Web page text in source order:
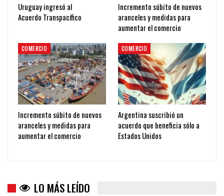
Uruguay ingresó al
Acuerdo Transpacífico
Incremento súbito de nuevos
aranceles y medidas para
aumentar el comercio
COMERCIO
Incremento súbito de nuevos
aranceles y medidas para
aumentar el comercio
COMERCIO
Argentina suscribió un
acuerdo que beneficia sólo a
Estados Unidos
LO MÁS LEÍDO